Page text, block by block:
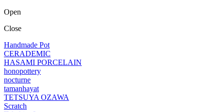
Open
Close
Handmade Pot
CERADEMIC
HASAMI PORCELAIN
honopottery
nocturne
tamanhayat
TETSUYA OZAWA
Scratch